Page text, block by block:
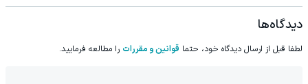
دیدگاه‌ها
لطفا قبل از ارسال دیدگاه خود، حتما قوانین و مقررات را مطالعه فرمایید.